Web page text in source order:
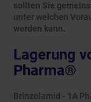
sollten Sie
unter welchen
werden kann.
Lagerung
Pharma®
Brinzolamid - 1A